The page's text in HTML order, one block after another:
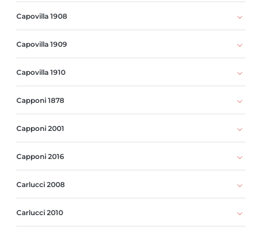
Capovilla 1908
Capovilla 1909
Capovilla 1910
Capponi 1878
Capponi 2001
Capponi 2016
Carlucci 2008
Carlucci 2010